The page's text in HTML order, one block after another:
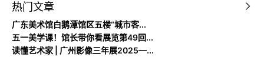
热门文章
广东美术馆白鹅潭馆区五楼“城市客...
五一美学课！馆长带你看展览第49回...
读懂艺术家 | 广州影像三年展2025—...